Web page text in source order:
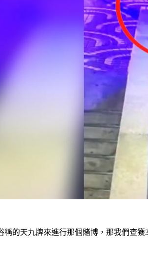
的天九牌來進行那個賭博，那我們查獲